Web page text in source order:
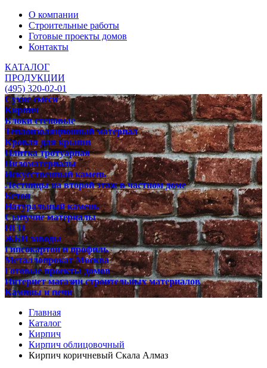
О компании
Строительные работы
Готовые проекты домов
Контакты
КАТАЛОГ
ПРОДУКЦИИ
(495) 320-02-01
Сухие смеси
Кирпич
Блоки стеновые
Теплоизоляционный материал
Кровля для крыши
Плитка тротуарная
Пиломатериалы
Искусственный камень
Лестницы на второй этаж в частном доме
Бетон
Натуральный камень
Сыпучие материалы
ПГП
ЖБИ заводы
Гипсокартон и профиль
Металлопрокат Москва
Готовые проекты домов
Интернет магазин строительных материалов
Камины и печи
Главная
Каталог
Кирпич
Кирпич облицовочный
Кирпич коричневый Скала Алмаз